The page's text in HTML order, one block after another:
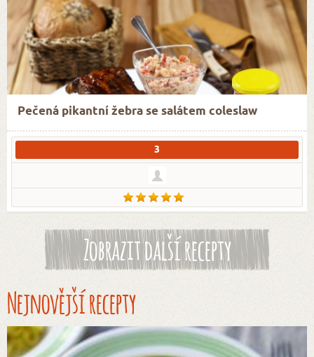
Pečená pikantní žebra se salátem coleslaw
3
Zobrazit další recepty
Nejnovější recepty